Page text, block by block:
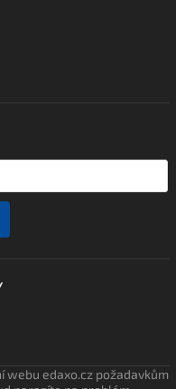
webu edaxo.cz požadavkům